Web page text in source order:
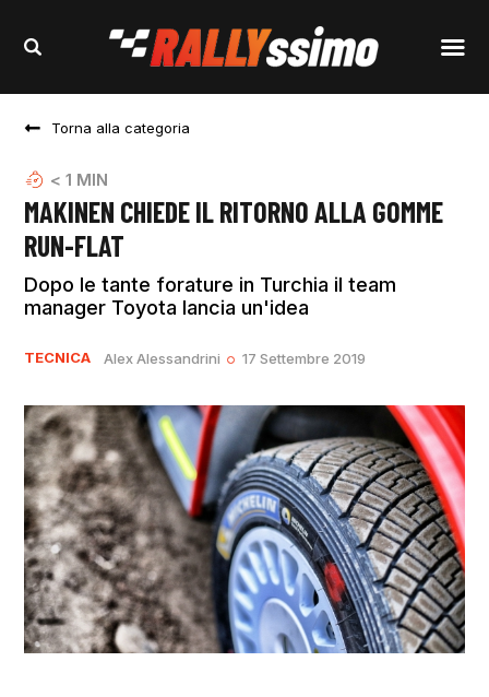
Torna alla categoria
< 1 MIN
MAKINEN CHIEDE IL RITORNO ALLA GOMME
RUN-FLAT
Dopo le tante forature in Turchia il team
manager Toyota lancia un'idea
TECNICA Alex Alessandrini 17 Settembre 2019